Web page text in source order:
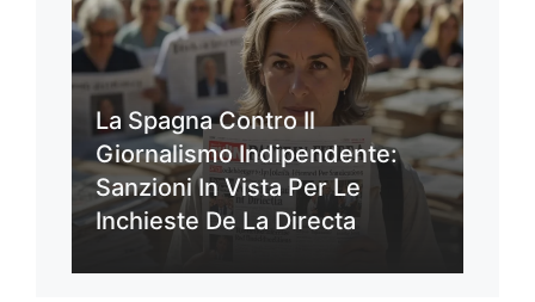
La Spagna Contro Il
Giornalismo Indipendente:
Sanzioni In Vista Per Le
Inchieste De La Directa